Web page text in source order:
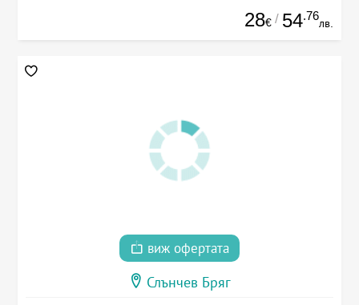
28€ / 54.76
лв.
виж офертата
Слънчев Бряг